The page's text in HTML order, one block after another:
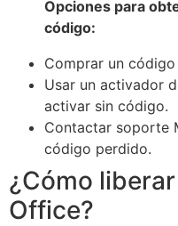
Opciones para
código:
Comprar un
Usar un activador
activar sin código.
Contactar soporte
código perdido.
¿Cómo
Office?